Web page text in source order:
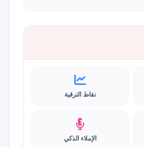
نقاط الترقية
الإملاء الذكي